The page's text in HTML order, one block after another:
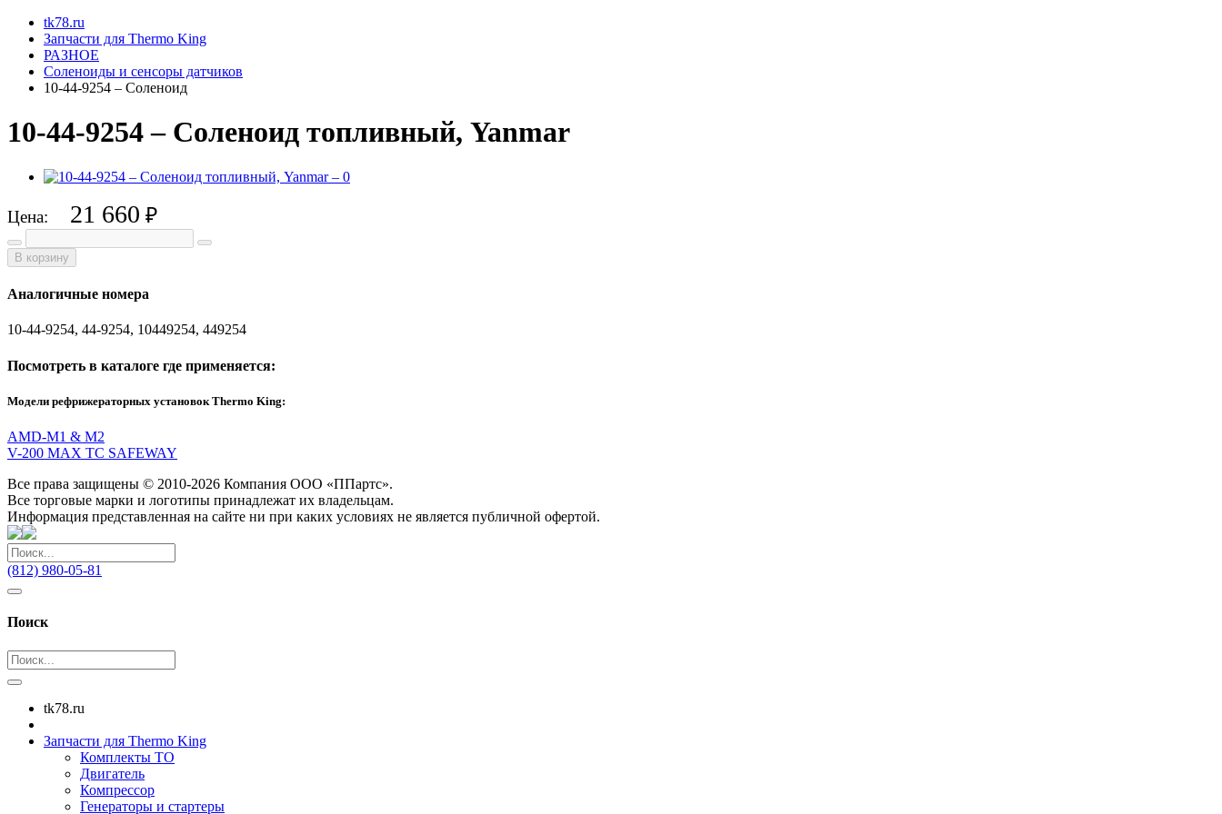
tk78.ru
Запчасти для Thermo King
РАЗНОЕ
Соленоиды и сенсоры датчиков
10-44-9254 – Соленоид
10-44-9254 – Соленоид топливный, Yanmar
Цена: 21 660 ₽
В корзину
Аналогичные номера
10-44-9254, 44-9254, 10449254, 449254
Посмотреть в каталоге где применяется:
Модели рефрижераторных установок Thermo King:
AMD-M1 & M2
V-200 MAX TC SAFEWAY
Все права защищены © 2010-2026 Компания ООО «ППартс».
Все торговые марки и логотипы принадлежат их владельцам.
Информация представленная на сайте ни при каких условиях не является публичной офертой.
(812) 980-05-81
Поиск
tk78.ru
Запчасти для Thermo King
Комплекты ТО
Двигатель
Компрессор
Генераторы и стартеры